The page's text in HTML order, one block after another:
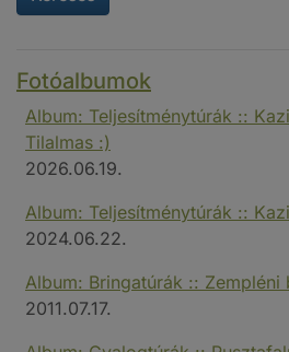
Fotóalbumok
Album: Teljesítménytúrák ::
Tilalmas :)
2026.06.19.
Album: Teljesítménytúrák ::
2024.06.22.
Album: Bringatúrák :: Zempléni
2011.07.17.